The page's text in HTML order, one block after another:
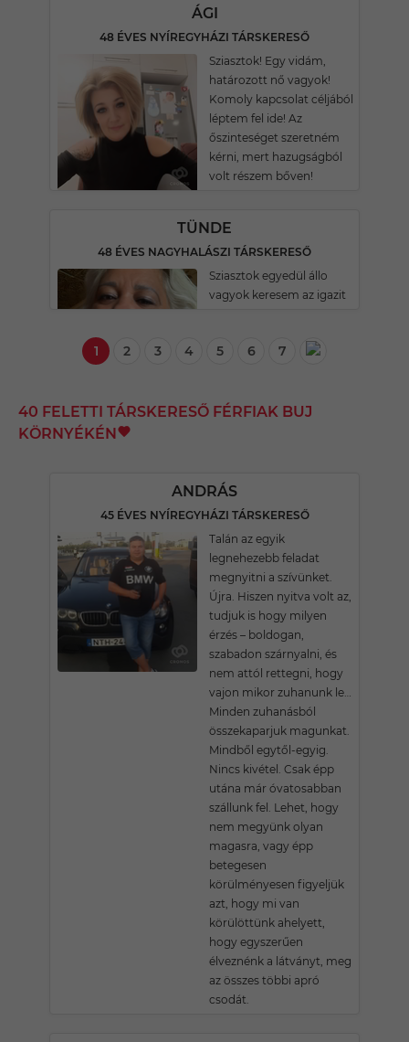
ÁGI
48 ÉVES NYÍREGYHÁZI TÁRSKERESŐ
Sziasztok! Egy vidám,
határozott nő vagyok!
Komoly kapcsolat céljából
léptem fel ide! Az
őszinteséget szeretném
kérni, mert hazugságból
volt részem bőven!
TÜNDE
48 ÉVES NAGYHALÁSZI TÁRSKERESŐ
Sziasztok egyedül állo
vagyok keresem az igazit
1 2 3 4 5 6 7
40 FELETTI TÁRSKERESŐ FÉRFIAK BUJ
KÖRNYÉKÉN
ANDRÁS
45 ÉVES NYÍREGYHÁZI TÁRSKERESŐ
Talán az egyik
legnehezebb feladat
megnyitni a szívünket.
Újra. Hiszen nyitva volt az,
tudjuk is hogy milyen
érzés – boldogan,
szabadon szárnyalni, és
nem attól rettegni, hogy
vajon mikor zuhanunk le…
Minden zuhanásból
összekaparjuk magunkat.
Mindből egytől-egyig.
Nincs kivétel. Csak épp
utána már óvatosabban
szállunk fel. Lehet, hogy
nem megyünk olyan
magasra, vagy épp
betegesen
körülményesen figyeljük
azt, hogy mi van
körülöttünk ahelyett,
hogy egyszerűen
élveznénk a látványt, meg
az összes többi apró
csodát.